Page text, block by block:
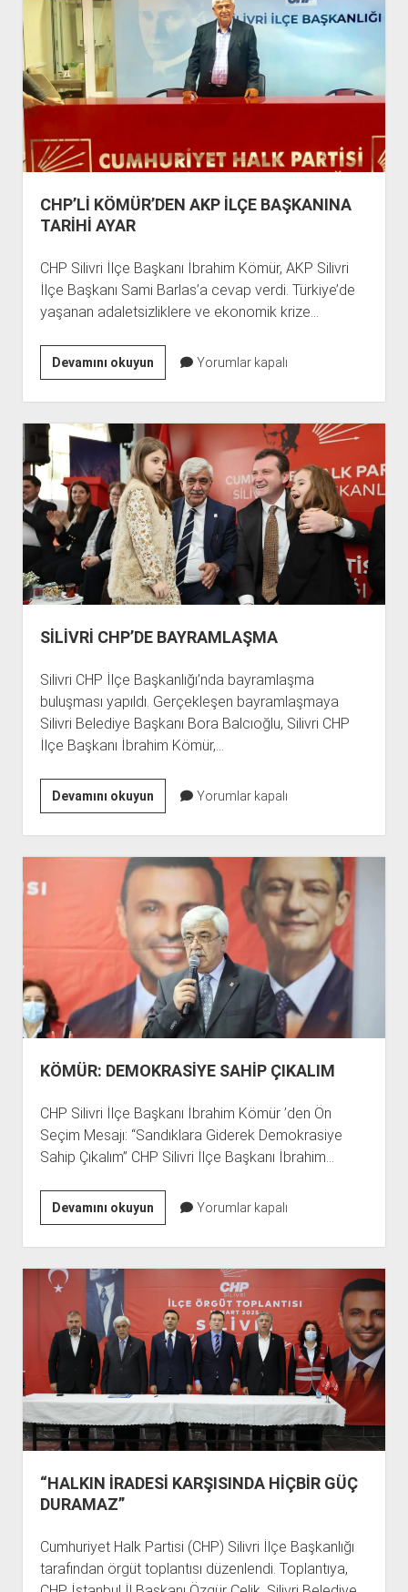
SİZE
ADİL
BİR
TÜRKİYE
TESLİM
CHP’Lİ KÖMÜR’DEN AKP İLÇE BAŞKANINA
TARİHİ AYAR
CHP Silivri İlçe Başkanı İbrahim Kömür, AKP Silivri
İlçe Başkanı Sami Barlas’a cevap verdi. Türkiye’de
yaşanan adaletsizliklere ve ekonomik krize…
Devamını okuyunCHP’Lİ
KÖMÜR’DEN
AKP
İLÇE
BAŞKANINA
TARİHİ
AYAR
Yorumlar kapalı
SİLİVRİ CHP’DE BAYRAMLAŞMA
Silivri CHP İlçe Başkanlığı’nda bayramlaşma
buluşması yapıldı. Gerçekleşen bayramlaşmaya
Silivri Belediye Başkanı Bora Balcıoğlu, Silivri CHP
İlçe Başkanı İbrahim Kömür,…
Devamını okuyunSİLİVRİ
CHP’DE
BAYRAMLAŞMA
Yorumlar kapalı
KÖMÜR: DEMOKRASİYE SAHİP ÇIKALIM
CHP Silivri İlçe Başkanı İbrahim Kömür ’den Ön
Seçim Mesajı: “Sandıklara Giderek Demokrasiye
Sahip Çıkalım” CHP Silivri İlçe Başkanı İbrahim…
Devamını okuyunKÖMÜR:
DEMOKRASİYE
SAHİP
ÇIKALIM
Yorumlar kapalı
“HALKIN İRADESİ KARŞISINDA HİÇBİR GÜÇ
DURAMAZ”
Cumhuriyet Halk Partisi (CHP) Silivri İlçe Başkanlığı
tarafından örgüt toplantısı düzenlendi. Toplantıya,